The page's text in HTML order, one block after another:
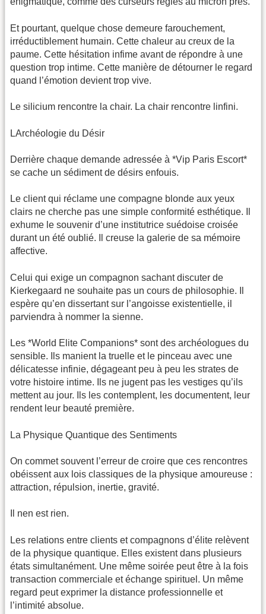
Et pourtant, quelque chose demeure farouchement,
irréductiblement humain. Cette chaleur au creux de la
paume. Cette hésitation infime avant de répondre à une
question trop intime. Cette manière de détourner le regard
quand l’émotion devient trop vive.
Le silicium rencontre la chair. La chair rencontre linfini.
LArchéologie du Désir
Derrière chaque demande adressée à *Vip Paris Escort*
se cache un sédiment de désirs enfouis.
Le client qui réclame une compagne blonde aux yeux
clairs ne cherche pas une simple conformité esthétique. Il
exhume le souvenir d’une institutrice suédoise croisée
durant un été oublié. Il creuse la galerie de sa mémoire
affective.
Celui qui exige un compagnon sachant discuter de
Kierkegaard ne souhaite pas un cours de philosophie. Il
espère qu’en dissertant sur l’angoisse existentielle, il
parviendra à nommer la sienne.
Les *World Elite Companions* sont des archéologues du
sensible. Ils manient la truelle et le pinceau avec une
délicatesse infinie, dégageant peu à peu les strates de
votre histoire intime. Ils ne jugent pas les vestiges qu’ils
mettent au jour. Ils les contemplent, les documentent, leur
rendent leur beauté première.
La Physique Quantique des Sentiments
On commet souvent l’erreur de croire que ces rencontres
obéissent aux lois classiques de la physique amoureuse :
attraction, répulsion, inertie, gravité.
Il nen est rien.
Les relations entre clients et compagnons d’élite relèvent
de la physique quantique. Elles existent dans plusieurs
états simultanément. Une même soirée peut être à la fois
transaction commerciale et échange spirituel. Un même
regard peut exprimer la distance professionnelle et
l’intimité absolue.